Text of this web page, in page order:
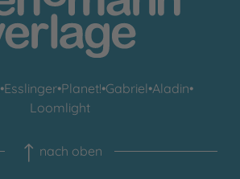
•Esslinger•Planet!•Gabriel•Aladin•
Loomlight
nach oben